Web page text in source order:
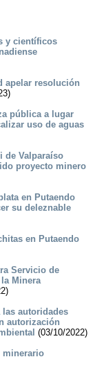
y científicos
apelar resolución
pública a lugar
uso de aguas
de Valparaíso
proyecto minero
en Putaendo
su deleznable
en Putaendo
Servicio de
Minera
las autoridades
autorización
(03/10/2022)
minerario